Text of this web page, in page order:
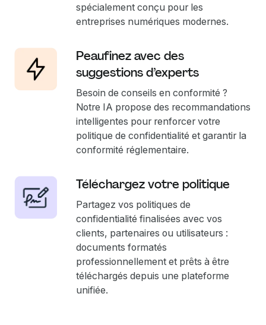
spécialement conçu pour les
entreprises numériques modernes.
Peaufinez avec des
suggestions d’experts
Besoin de conseils en conformité ?
Notre IA propose des recommandations
intelligentes pour renforcer votre
politique de confidentialité et garantir la
conformité réglementaire.
Téléchargez votre politique
Partagez vos politiques de
confidentialité finalisées avec vos
clients, partenaires ou utilisateurs :
documents formatés
professionnellement et prêts à être
téléchargés depuis une plateforme
unifiée.